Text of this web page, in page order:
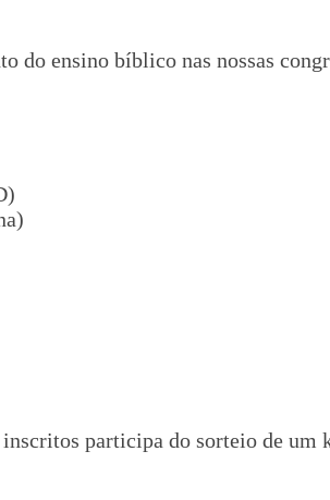
do ensino bíblico nas nossas
participa do sorteio de